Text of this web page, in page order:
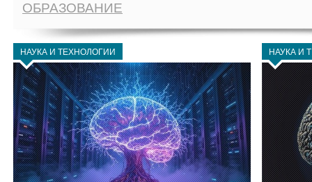
ОБРАЗОВАНИЕ
НАУКА И ТЕХНОЛОГИИ НАУКА И